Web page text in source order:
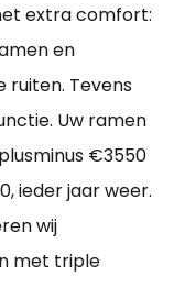
extra comfort:
en
ruiten. Tevens
Uw ramen
€3550
ieder jaar weer.
wij
met triple